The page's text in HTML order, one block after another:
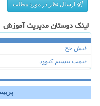
ارسال نظر در مورد مطلب
لینک دوستان مدیریت آموزش
فیش حج
قیمت بیسیم کنوود